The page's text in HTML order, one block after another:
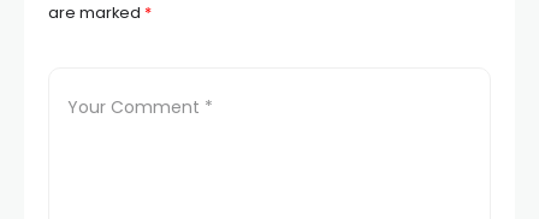
are marked *